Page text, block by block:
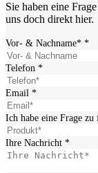
Sie haben eine
uns doch direkt hier.
Vor- & Nachname* *
Telefon *
Email *
Ich habe eine Frage
Ihre Nachricht *